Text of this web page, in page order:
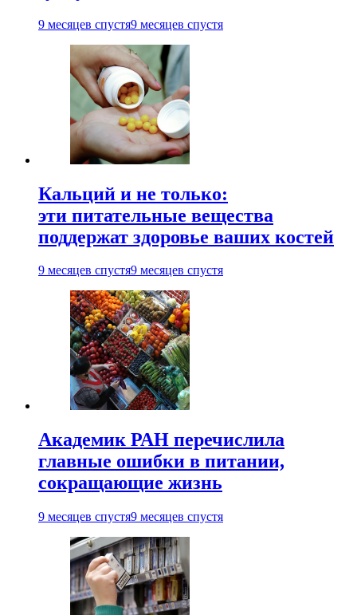
9 месяцев спустя9 месяцев спустя
Кальций и не только:
эти питательные вещества
поддержат здоровье ваших костей
9 месяцев спустя9 месяцев спустя
Академик РАН перечислила
главные ошибки в питании,
сокращающие жизнь
9 месяцев спустя9 месяцев спустя